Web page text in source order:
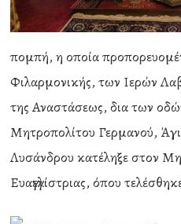
πομπή, η οποία
Φιλαρμονικής, των Ιερών
της Αναστάσεως, δια των
Μητροπολίτου Γερμανού,
Λυσάνδρου κατέληξε στον
Ευαγγελίστριας, όπου